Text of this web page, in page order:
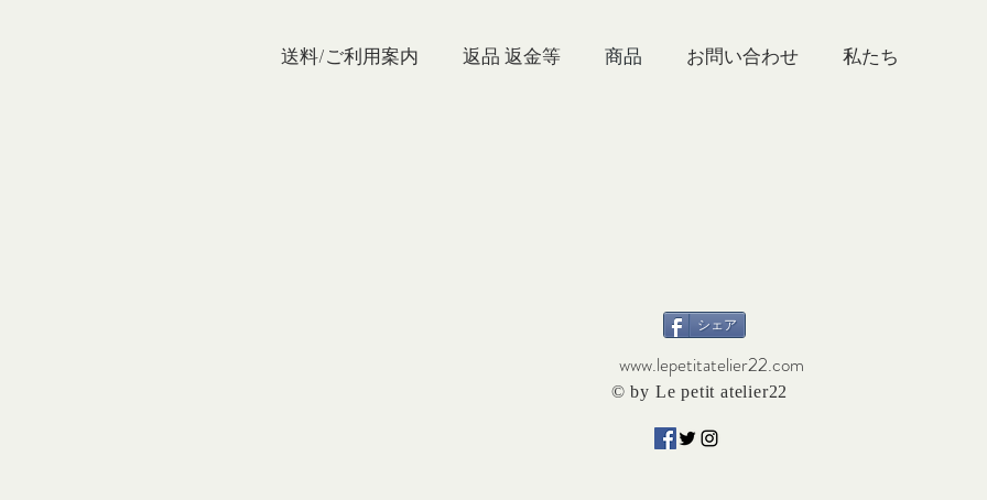
送料/ご利用案内 返品 返金等 商品 お問い合わせ
シェア
www.lepetitatelier22.com
© by Le petit atelier22